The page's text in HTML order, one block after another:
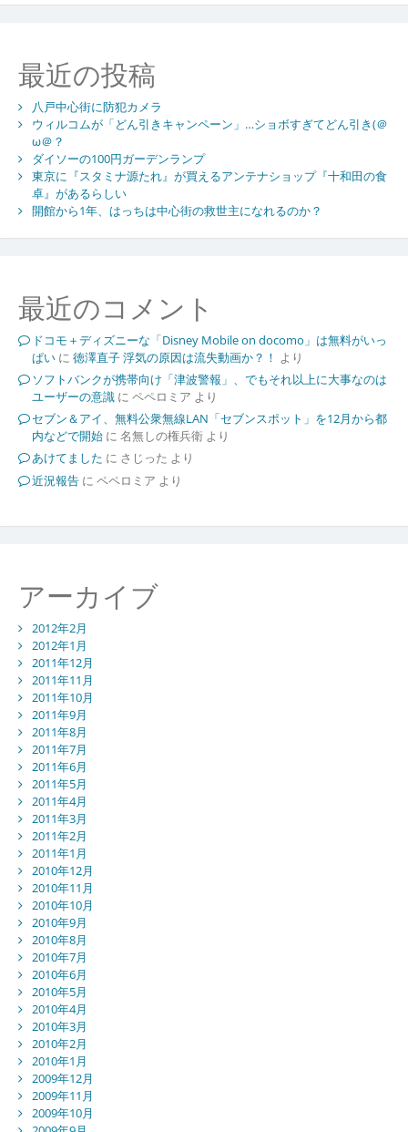
最近の投稿
八戸中心街に防犯カメラ
ウィルコムが「どん引きキャンペーン」…ショボすぎてどん引き(＠
ω＠？
ダイソーの100円ガーデンランプ
東京に『スタミナ源たれ』が買えるアンテナショップ『十和田の食
卓』があるらしい
開館から1年、はっちは中心街の救世主になれるのか？
最近のコメント
ドコモ＋ディズニーな「Disney Mobile on docomo」は無料がいっ
ぱいに 徳澤直子 浮気の原因は流失動画か？！ より
ソフトバンクが携帯向け「津波警報」、でもそれ以上に大事なのは
ユーザーの意識に ペペロミア より
セブン＆アイ、無料公衆無線LAN「セブンスポット」を12月から都
内などで開始に 名無しの権兵衛より
あけてました に さじった より
近況報告に ペペロミア より
アーカイブ
2012年2月
2012年1月
2011年12月
2011年11月
2011年10月
2011年9月
2011年8月
2011年7月
2011年6月
2011年5月
2011年4月
2011年3月
2011年2月
2011年1月
2010年12月
2010年11月
2010年10月
2010年9月
2010年8月
2010年7月
2010年6月
2010年5月
2010年4月
2010年3月
2010年2月
2010年1月
2009年12月
2009年11月
2009年10月